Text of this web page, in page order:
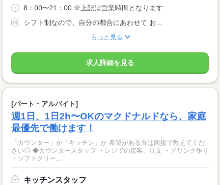
8：00〜21：00 ※上記は営業時間となります...
シフト制なので、自分の都合にあわせて お...
もっと見る
求人詳細を見る
[パート・アルバイト]
週1日、1日2h〜OKのマクドナルドなら、家庭
最優先で働けます！
「カウンター」か「キッチン」か 希望がある方は面接で教えてくだ
さい◎ ◆カウンタースタッフ ・レジでの接客、注文 ・ドリンク作り
・ソフトクリー...
キッチンスタッフ